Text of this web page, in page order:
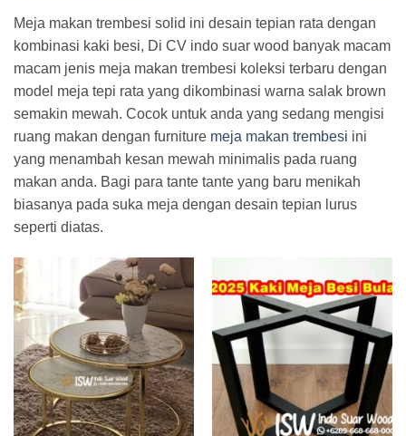
Meja makan trembesi solid ini desain tepian rata dengan
kombinasi kaki besi, Di CV indo suar wood banyak macam
macam jenis meja makan trembesi koleksi terbaru dengan
model meja tepi rata yang dikombinasi warna salak brown
semakin mewah. Cocok untuk anda yang sedang mengisi
ruang makan dengan furniture meja makan trembesi ini
yang menambah kesan mewah minimalis pada ruang
makan anda. Bagi para tante tante yang baru menikah
biasanya pada suka meja dengan desain tepian lurus
seperti diatas.